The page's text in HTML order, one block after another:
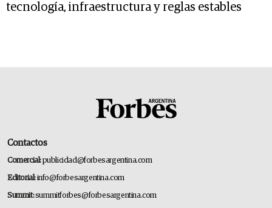
tecnología, infraestructura y reglas estables
Contactos
Comercial:publicidad@forbesargentina.com
Editorial:info@forbesargentina.com
Summit:summitforbes@forbesargentina.com